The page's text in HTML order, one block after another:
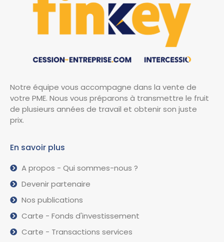
Notre équipe vous accompagne dans la vente de
votre PME. Nous vous préparons à transmettre le fruit
de plusieurs années de travail et obtenir son juste
prix.
En savoir plus
A propos - Qui sommes-nous ?
Devenir partenaire
Nos publications
Carte - Fonds d'investissement
Carte - Transactions services